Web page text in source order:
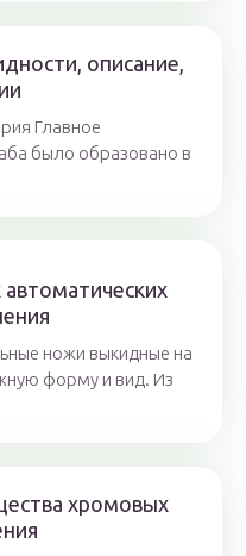
описание,
Главное
было образовано в
ножи выкидные на
форму и вид. Из
хромовых